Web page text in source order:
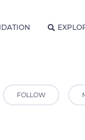
FOLLOW